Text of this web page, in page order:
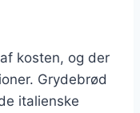
kosten, og der
Grydebrød
italienske